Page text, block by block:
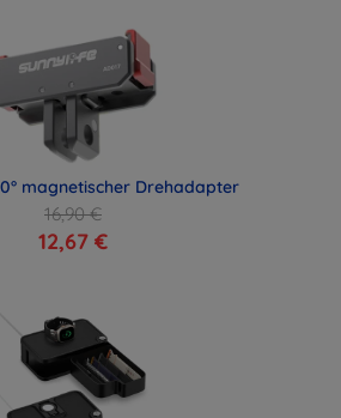
magnetischer Drehadapter
16,90 €
12,67 €